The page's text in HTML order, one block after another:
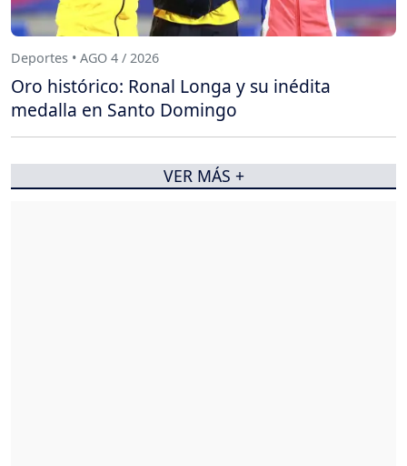
Deportes • AGO 4 / 2026
Oro histórico: Ronal Longa y su inédita
medalla en Santo Domingo
VER MÁS +